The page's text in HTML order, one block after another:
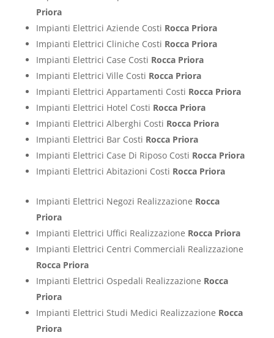
Priora
Impianti Elettrici Aziende Costi Rocca Priora
Impianti Elettrici Cliniche Costi Rocca Priora
Impianti Elettrici Case Costi Rocca Priora
Impianti Elettrici Ville Costi Rocca Priora
Impianti Elettrici Appartamenti Costi Rocca Priora
Impianti Elettrici Hotel Costi Rocca Priora
Impianti Elettrici Alberghi Costi Rocca Priora
Impianti Elettrici Bar Costi Rocca Priora
Impianti Elettrici Case Di Riposo Costi Rocca Priora
Impianti Elettrici Abitazioni Costi Rocca Priora
Impianti Elettrici Negozi Realizzazione Rocca
Priora
Impianti Elettrici Uffici Realizzazione Rocca Priora
Impianti Elettrici Centri Commerciali Realizzazione
Rocca Priora
Impianti Elettrici Ospedali Realizzazione Rocca
Priora
Impianti Elettrici Studi Medici Realizzazione Rocca
Priora